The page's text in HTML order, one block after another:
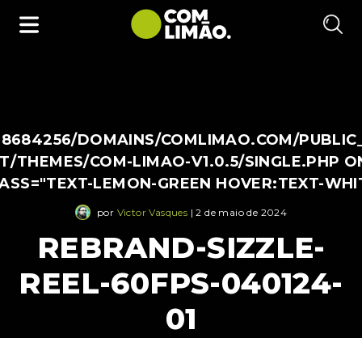
DOMAINS/COMLIMAO.COM/
THEMES/COM-LIMAO-V1.0.5/SINGLE.PHP
LEMON-GREEN HOVER:TEXT-
por Victor Vasques | 2 de maio de 2024
REBRAND-SIZZLE-
REEL-60FPS-040124-
01